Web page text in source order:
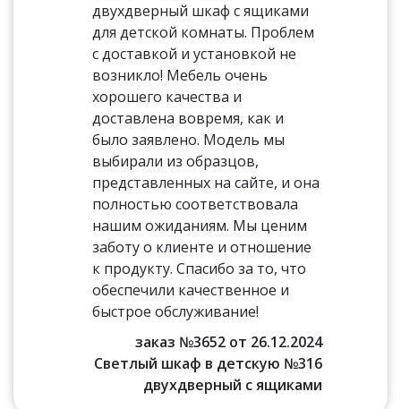
двухдверный шкаф с ящиками
для детской комнаты. Проблем
с доставкой и установкой не
возникло! Мебель очень
хорошего качества и
доставлена вовремя, как и
было заявлено. Модель мы
выбирали из образцов,
представленных на сайте, и она
полностью соответствовала
нашим ожиданиям. Мы ценим
заботу о клиенте и отношение
к продукту. Спасибо за то, что
обеспечили качественное и
быстрое обслуживание!
заказ №3652 от 26.12.2024
Светлый шкаф в детскую №316
двухдверный с ящиками